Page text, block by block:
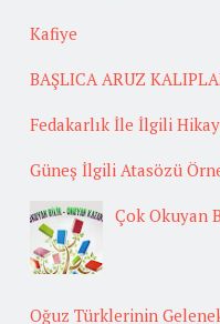
Kafiye
BAŞLICA ARUZ
Fedakarlık İle İlgili
Güneş İlgili Atasözü
Çok Okuyan
Oğuz Türklerinin